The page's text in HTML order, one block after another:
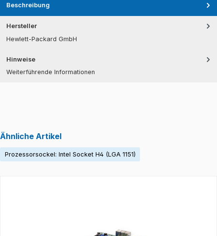
Beschreibung
Hersteller
Hewlett-Packard GmbH
Hinweise
Weiterführende Informationen
Ähnliche Artikel
Prozessorsockel: Intel Socket H4 (LGA 1151)